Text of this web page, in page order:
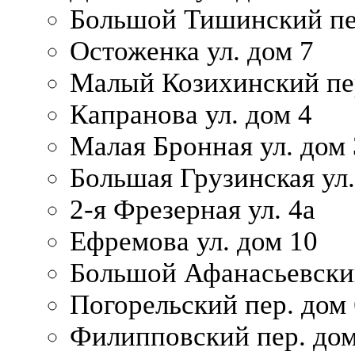
Большой Тишинский
Остоженка ул. дом 7
Малый Козихинский
Капранова ул. дом 4
Малая Бронная ул. дом
Большая Грузинская
2-я Фрезерная ул. 4а
Ефремова ул. дом 10
Большой
Погорельский пер. дом
Филипповский пер.